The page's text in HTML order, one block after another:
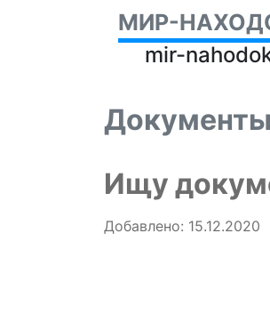
МИР-
mir-
Документы
Ищу
Добавлено: 15.12.2020